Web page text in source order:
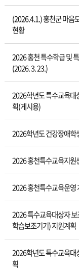
육
(2026.4.1.) 홍천군 마음
현황
2026 홍천 특수학급 및
(2026. 3. 23.)
2026학년도 특수교육대
획(게시용)
2026학년도 건강장애학
2026 홍천특수교육지원
2026 홍천특수교육운영
2026 특수교육대상자
학습보조기기) 지원계획
2026학년도 특수교육대
획